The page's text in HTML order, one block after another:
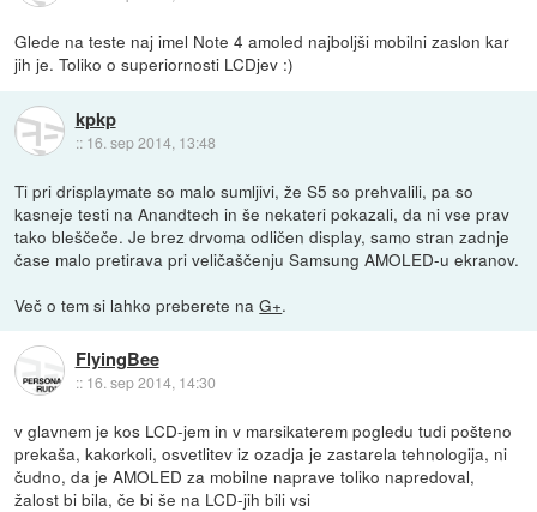
Glede na teste naj imel Note 4 amoled najboljši mobilni zaslon kar
jih je. Toliko o superiornosti LCDjev :)
kpkp
:: 16. sep 2014, 13:48
Ti pri drisplaymate so malo sumljivi, že S5 so prehvalili, pa so
kasneje testi na Anandtech in še nekateri pokazali, da ni vse prav
tako bleščeče. Je brez drvoma odličen display, samo stran zadnje
čase malo pretirava pri veličaščenju Samsung AMOLED-u ekranov.
Več o tem si lahko preberete naG+.
FlyingBee
:: 16. sep 2014, 14:30
v glavnem je kos LCD-jem in v marsikaterem pogledu tudi pošteno
prekaša, kakorkoli, osvetlitev iz ozadja je zastarela tehnologija, ni
čudno, da je AMOLED za mobilne naprave toliko napredoval,
žalost bi bila, če bi še na LCD-jih bili vsi